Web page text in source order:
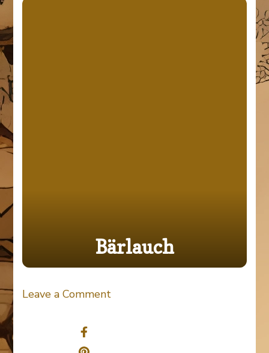
Bärlauch
Leave a Commenton